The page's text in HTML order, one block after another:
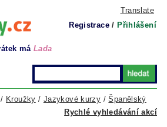
Translate
Registrace / Přihlášení
má Lada
Rychlé vyhledávání akcí
/ Kroužky / Jazykové kurzy /Španělský